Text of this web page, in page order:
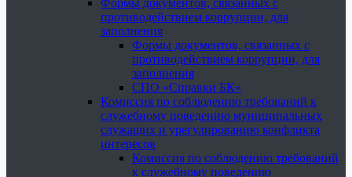
Формы документов, связанных с
противодействием коррупции, для
заполнения
Формы документов, связанных с
противодействием коррупции, для
заполнения
СПО «Справки БК»
Комиссия по соблюдению требований к
служебному поведению муниципальных
служащих и урегулированию конфликта
интересов
Комиссия по соблюдению требований
к служебному поведению